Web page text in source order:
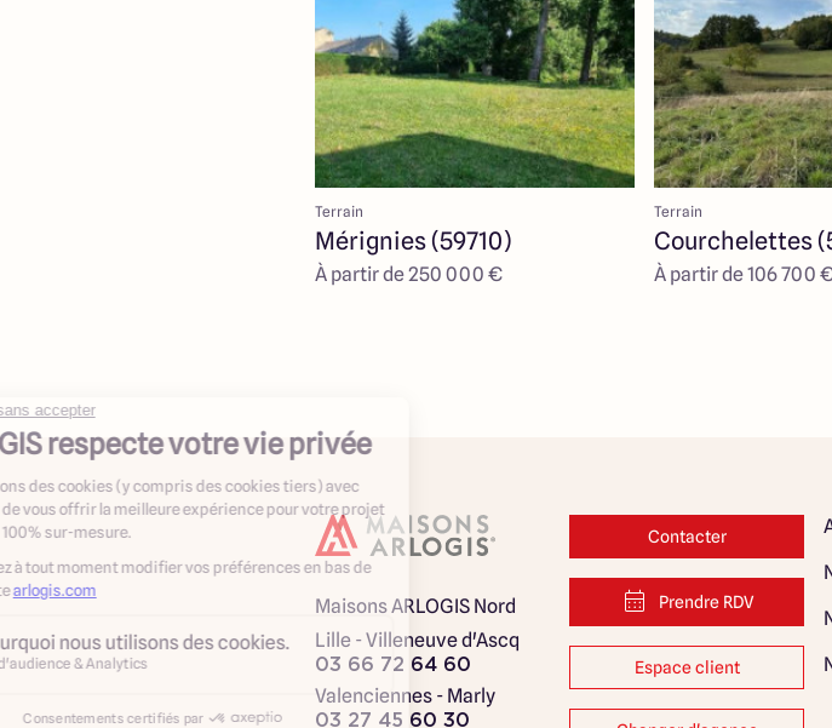
Terrain
Mérignies (59710)
À partir de 250 000 €
Terrain
Courchelettes
À partir de 106 700
Maisons ARLOGIS Nord
Lille - Villeneuve d'Ascq
03 66 72 64 60
Valenciennes - Marly
03 27 45 60 30
Contacter
Prendre RDV
Espace client